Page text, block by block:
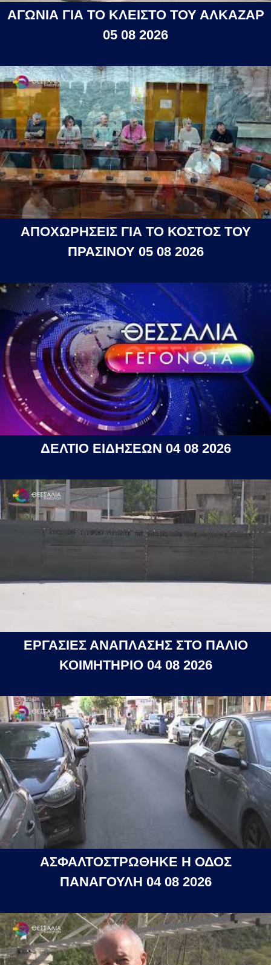
ΑΓΩΝΙΑ ΓΙΑ ΤΟ ΚΛΕΙΣΤΟ ΤΟΥ ΑΛΚΑΖΑΡ
05 08 2026
ΑΠΟΧΩΡΗΣΕΙΣ ΓΙΑ ΤΟ ΚΟΣΤΟΣ ΤΟΥ
ΠΡΑΣΙΝΟΥ 05 08 2026
ΔΕΛΤΙΟ ΕΙΔΗΣΕΩΝ 04 08 2026
ΕΡΓΑΣΙΕΣ ΑΝΑΠΛΑΣΗΣ ΣΤΟ ΠΑΛΙΟ
ΚΟΙΜΗΤΗΡΙΟ 04 08 2026
ΑΣΦΑΛΤΟΣΤΡΩΘΗΚΕ Η ΟΔΟΣ
ΠΑΝΑΓΟΥΛΗ 04 08 2026